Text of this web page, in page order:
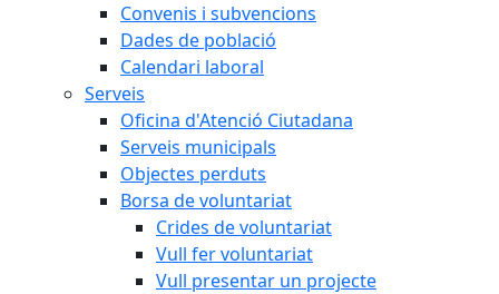
Convenis i subvencions
Dades de població
Calendari laboral
Serveis
Oficina d'Atenció Ciutadana
Serveis municipals
Objectes perduts
Borsa de voluntariat
Crides de voluntariat
Vull fer voluntariat
Vull presentar un projecte